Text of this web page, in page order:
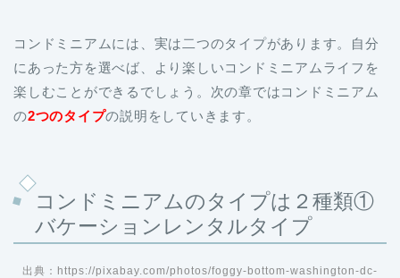
コンドミニアムには、実は二つのタイプがあります。自分
にあった方を選べば、より楽しいコンドミニアムライフを
楽しむことができるでしょう。次の章ではコンドミニアム
の2つのタイプの説明をしていきます。
コンドミニアムのタイプは２種類①
バケーションレンタルタイプ
出典：https://pixabay.com/photos/foggy-bottom-washington-dc-